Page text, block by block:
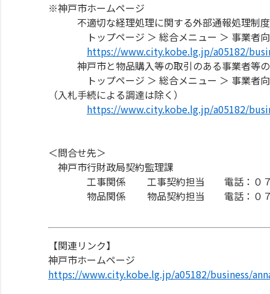
※神戸市ホームページ
不適切な経理処理に関する外部通報処理制度
トップページ ＞ 総合メニュー ＞ 事業者向
https://www.city.kobe.lg.jp/a05182/
神戸市と物品購入等の取引のある事業者等
トップページ ＞ 総合メニュー ＞ 事業者向け
（入札手続による調達は除く）
https://www.city.kobe.lg.jp/a05182/
＜問合せ先＞
神戸市行財政局契約監理課
工事関係 工事契約担当 電話：０７８
物品関係 物品契約担当 電話：０７８
【関連リンク】
神戸市ホームページ
https://www.city.kobe.lg.jp/a05182/business/